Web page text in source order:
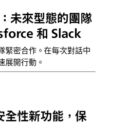
未來型態的團隊
和 Slack
緊密合作。在每次對話中
展開行動。
全性新功能，保